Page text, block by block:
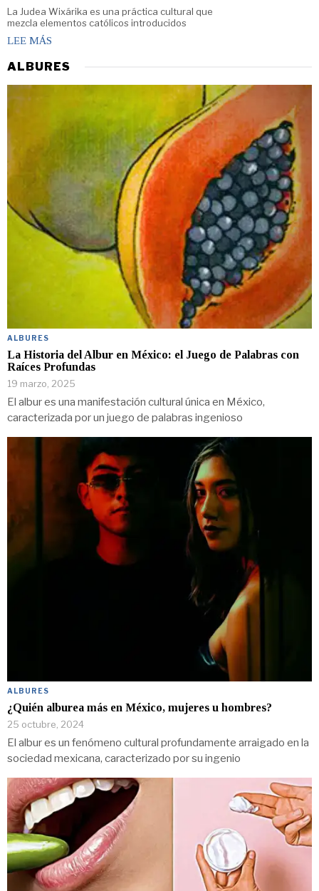
La Judea Wixárika es una práctica cultural que
mezcla elementos católicos introducidos
LEE MÁS
ALBURES
ALBURES
La Historia del Albur en México: el Juego de Palabras con
Raíces Profundas
19 marzo, 2025
El albur es una manifestación cultural única en México,
caracterizada por un juego de palabras ingenioso
ALBURES
¿Quién alburea más en México, mujeres u hombres?
25 octubre, 2024
El albur es un fenómeno cultural profundamente arraigado en la
sociedad mexicana, caracterizado por su ingenio